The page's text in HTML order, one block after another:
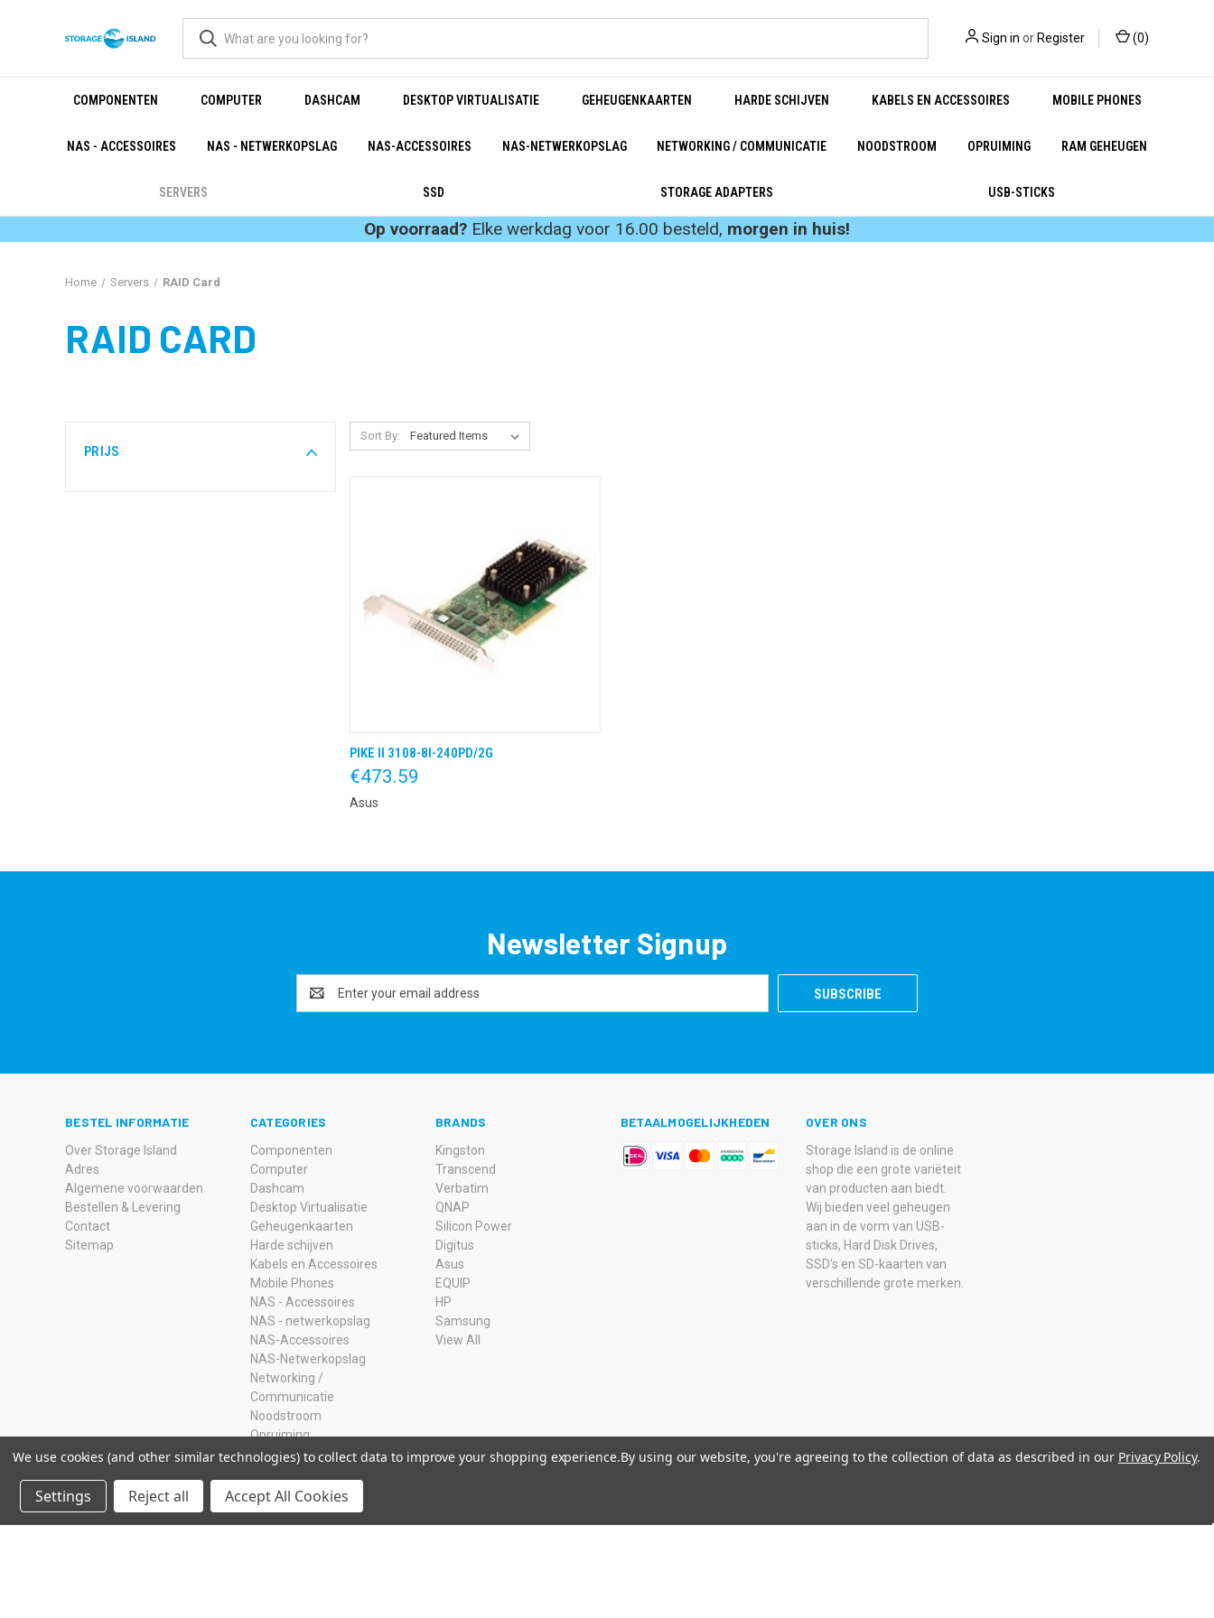
Sign in or Register (0)
COMPONENTEN COMPUTER DASHCAM DESKTOP VIRTUALISATIE GEHEUGENKAARTEN HARDE SCHIJVEN KABELS EN ACCESSOIRES MOBILE PHONES
NAS - ACCESSOIRES NAS - NETWERKOPSLAG NAS-ACCESSOIRES NAS-NETWERKOPSLAG NETWORKING / COMMUNICATIE NOODSTROOM OPRUIMING RAM GEHEUGEN
SERVERS SSD STORAGE ADAPTERS USB-STICKS
Op voorraad? Elke werkdag voor 16.00 besteld, morgen in huis!
Home Servers RAID Card
RAID CARD
PRIJS
Sort By:
QUICK VIEW
PIKE II 3108-8I-240PD/2G
€473.59
Asus
Newsletter Signup
Address
BESTEL INFORMATIE
Over Storage Island
Adres
Algemene voorwaarden
Bestellen & Levering
Contact
Sitemap
CATEGORIES
Componenten
Computer
Dashcam
Desktop Virtualisatie
Geheugenkaarten
Harde schijven
Kabels en Accessoires
Mobile Phones
NAS - Accessoires
NAS - netwerkopslag
NAS-Accessoires
NAS-Netwerkopslag
Networking /
Communicatie
Noodstroom
Opruiming
Ram Geheugen
SSD
Storage Adapters
Usb-sticks
BRANDS
Kingston
Transcend
Verbatim
QNAP
Silicon Power
Digitus
Asus
EQUIP
HP
Samsung
View All
BETAALMOGELIJKHEDEN OVER ONS
Storage Island is de online
shop die een grote variëteit
van producten aan biedt.
Wij bieden veel geheugen
aan in de vorm van USB-
sticks, Hard Disk Drives,
SSD’s en SD-kaarten van
verschillende grote merken.
We use cookies (and other similar technologies) to collect data to improve your shopping experience.By using our website, you're agreeing to the collection of data as described in our Privacy Policy.
Settings Reject all Accept All Cookies